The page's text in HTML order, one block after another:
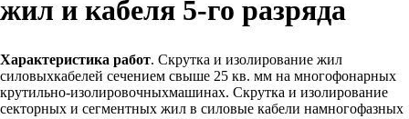
жил и кабеля 5-го разряда
Характеристика работ. Скрутка и изолирование жил
силовыхкабелей сечением свыше 25 кв. мм на многофонарных
крутильно-изолировочныхмашинах. Скрутка и изолирование
секторных и сегментных жил в силовые кабели намногофазных